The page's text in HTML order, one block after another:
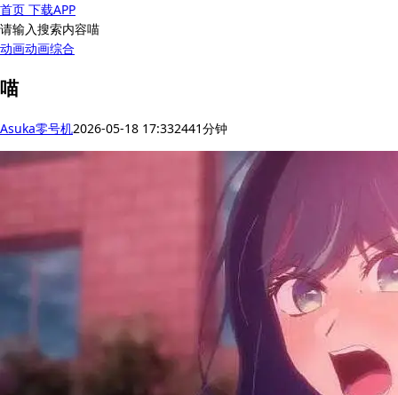
首页 下载APP
请输入搜索内容喵
动画动画综合
喵
Asuka零号机2026-05-18 17:332441分钟